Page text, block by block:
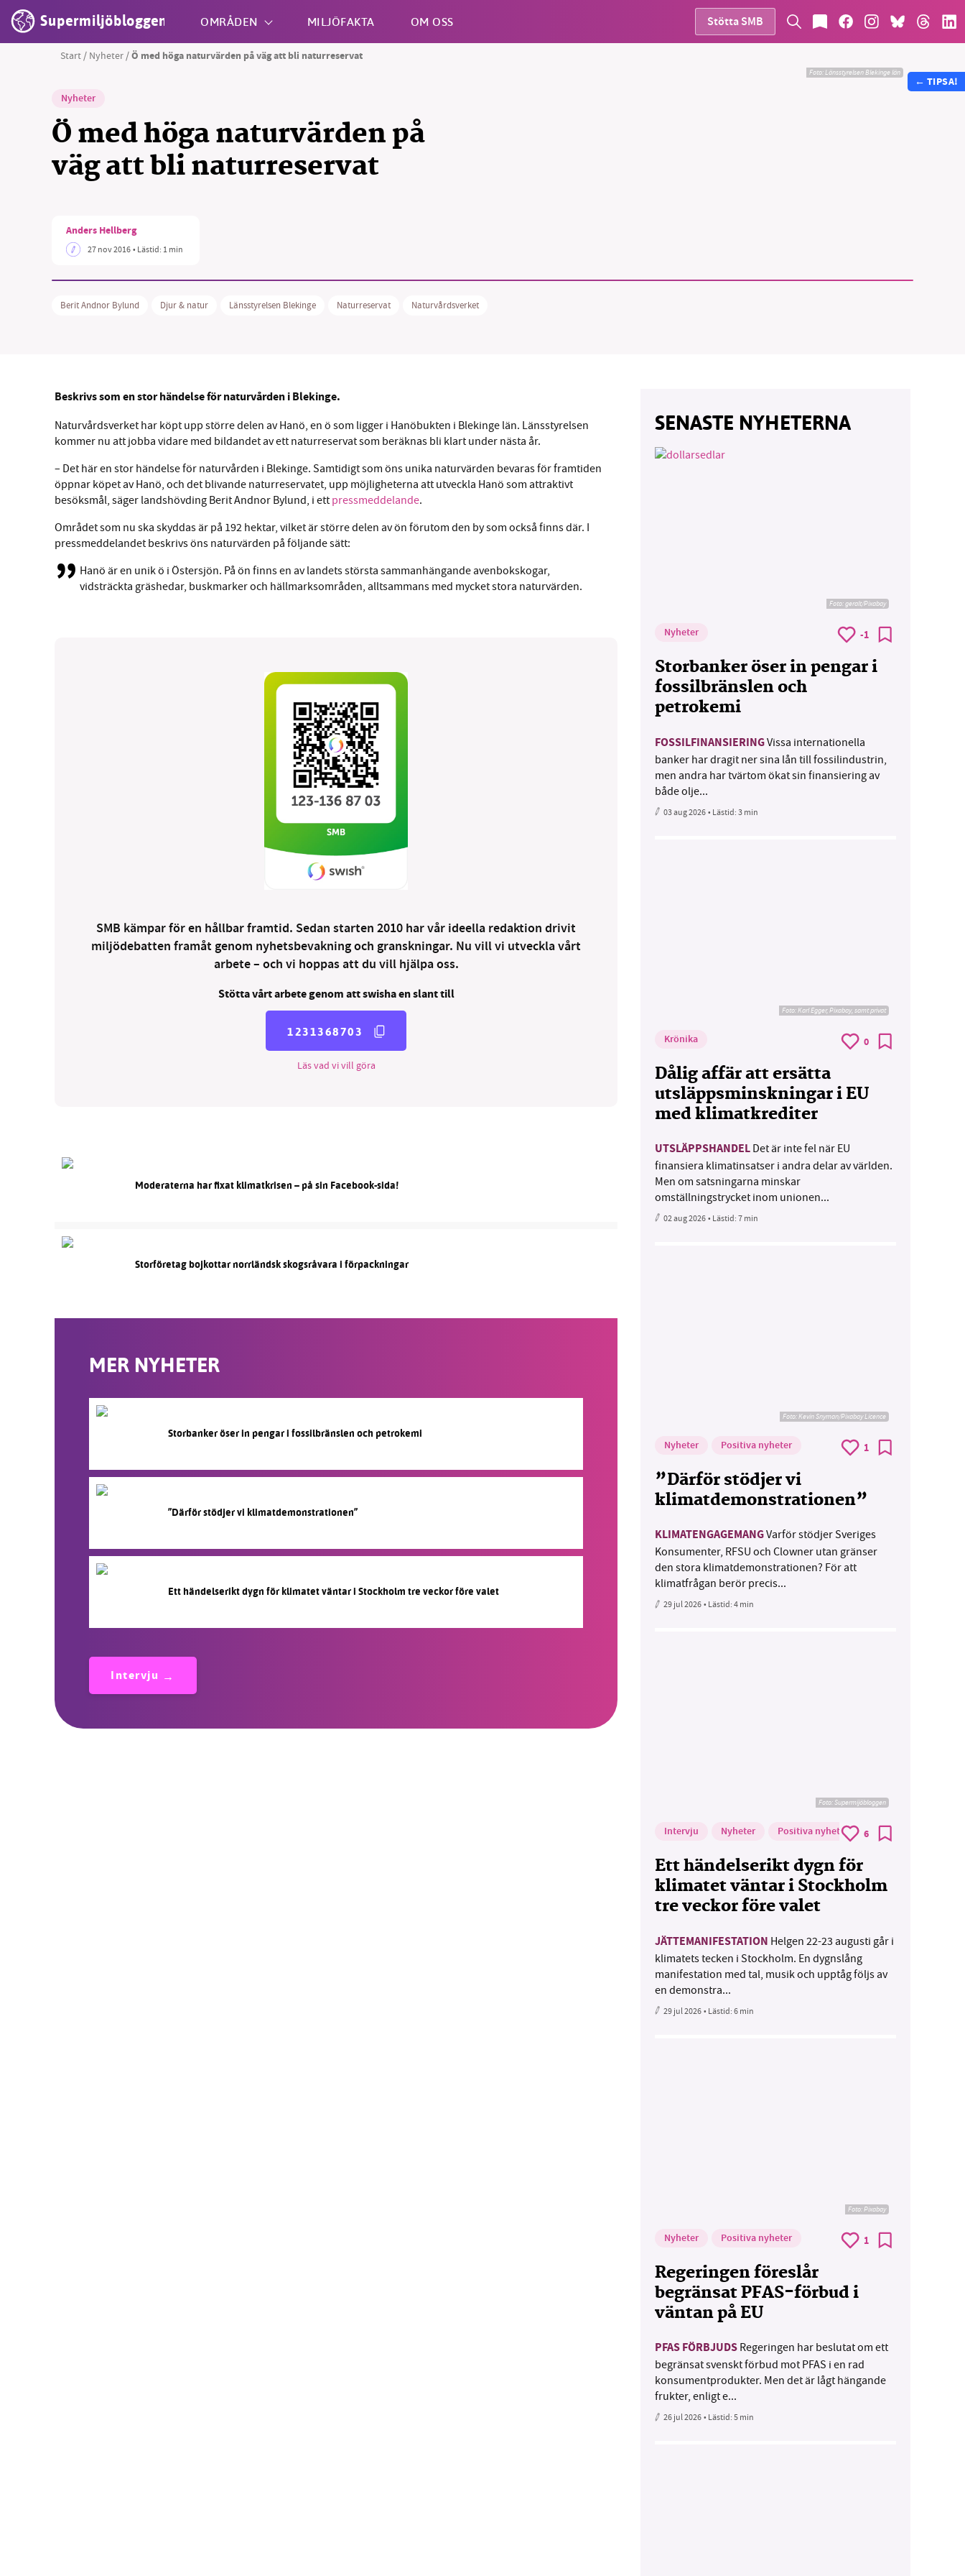
Supermiljöbloggen OMRÅDEN MILJÖFAKTA OM OSS Stötta SMB
Start / Nyheter /Ö med höga naturvärden på väg att bli naturreservat
Nyheter
Ö med höga naturvärden på
väg att bli naturreservat
Foto:Länsstyrelsen Blekinge län
Anders Hellberg
27 nov 2016• Lästid: 1 min
Berit Andnor Bylund Djur & natur Länsstyrelsen Blekinge Naturreservat Naturvårdsverket
Beskrivs som en stor händelse för naturvården i Blekinge.
Naturvårdsverket har köpt upp större delen av Hanö, en ö som ligger i Hanöbukten i Blekinge län. Länsstyrelsen
kommer nu att jobba vidare med bildandet av ett naturreservat som beräknas bli klart under nästa år.
– Det här en stor händelse för naturvården i Blekinge. Samtidigt som öns unika naturvärden bevaras för framtiden
öppnar köpet av Hanö, och det blivande naturreservatet, upp möjligheterna att utveckla Hanö som attraktivt
besöksmål, säger landshövding Berit Andnor Bylund, i ett pressmeddelande.
Området som nu ska skyddas är på 192 hektar, vilket är större delen av ön förutom den by som också finns där. I
pressmeddelandet beskrivs öns naturvärden på följande sätt:
Hanö är en unik ö i Östersjön. På ön finns en av landets största sammanhängande avenbokskogar,
vidsträckta gräshedar, buskmarker och hällmarksområden, alltsammans med mycket stora naturvärden.
SMB kämpar för en hållbar framtid. Sedan starten 2010 har vår ideella redaktion drivit
miljödebatten framåt genom nyhetsbevakning och granskningar. Nu vill vi utveckla vårt
arbete – och vi hoppas att du vill hjälpa oss.
Stötta vårt arbete genom att swisha en slant till
1231368703
Läs vad vi vill göra
Moderaterna har fixat klimatkrisen – på sin Facebook-sida!
Storföretag bojkottar norrländsk skogsråvara i förpackningar
MER NYHETER
Storbanker öser in pengar i fossilbränslen och petrokemi
”Därför stödjer vi klimatdemonstrationen”
Ett händelserikt dygn för klimatet väntar i Stockholm tre veckor före valet
Intervju
SENASTE NYHETERNA
Foto:geralt/Pixabay
Nyheter -1
Storbanker öser in pengar i
fossilbränslen och
petrokemi
FOSSILFINANSIERINGVissa internationella
banker har dragit ner sina lån till fossilindustrin,
men andra har tvärtom ökat sin finansiering av
både olje...
03 aug 2026• Lästid:3 min
Foto: Karl Egger, Pixabay, samt privat
Krönika 0
Dålig affär att ersätta
utsläppsminskningar i EU
med klimatkrediter
UTSLÄPPSHANDEL Det är inte fel när EU
finansiera klimatinsatser i andra delar av världen.
Men om satsningarna minskar
omställningstrycket inom unionen...
02 aug 2026• Lästid:7 min
Foto:Kevin Snyman/Pixabay Licence
Nyheter Positiva nyheter 1
”Därför stödjer vi
klimatdemonstrationen”
KLIMATENGAGEMANGVarför stödjer Sveriges
Konsumenter, RFSU och Clowner utan gränser
den stora klimatdemonstrationen? För att
klimatfrågan berör precis...
29 jul 2026• Lästid:4 min
Foto: Supermijöbloggen
Intervju Nyheter Positiva nyheter 6
Ett händelserikt dygn för
klimatet väntar i Stockholm
tre veckor före valet
JÄTTEMANIFESTATION Helgen 22-23 augusti går i
klimatets tecken i Stockholm. En dygnslång
manifestation med tal, musik och upptåg följs av
en demonstra...
29 jul 2026• Lästid:6 min
Foto:Pixabay
Nyheter Positiva nyheter 1
Regeringen föreslår
begränsat PFAS-förbud i
väntan på EU
PFAS FÖRBJUDS Regeringen har beslutat om ett
begränsat svenskt förbud mot PFAS i en rad
konsumentprodukter. Men det är lågt hängande
frukter, enligt e...
26 jul 2026• Lästid:5 min
← TIPSA!
SMB kämpar för en hållbar framtid. Sedan starten 2010 har vår
ideella redaktion drivit miljödebatten framåt genom
nyhetsbevakning och granskningar. Nu vill vi utveckla vårt arbete –
och vi hoppas att du vill hjälpa oss.
Stötta vårt arbete genom att swisha en slant till
1231368703
Läs vad vi vill göra